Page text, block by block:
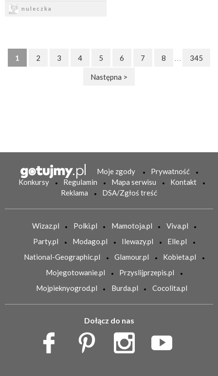
nuleczka
1 2 3 4 5 6 7 8 345
Następna >
Moje zgody
Prywatność
Konkursy
Regulamin Mapa serwisu
Kontakt
Reklama
DSA/Zgłoś treść
Wizaz.pl Polki.pl Mamotoja.pl
Viva.pl
Party.pl
Modago.pl Ilewazy.pl
Elle.pl
National-Geographic.pl
Glamour.pl
Kobieta.pl
Mojegotowanie.pl
Przyslijprzepis.pl
Mojpieknyogrod.pl
Burda.pl Cocolita.pl
Dołącz do nas